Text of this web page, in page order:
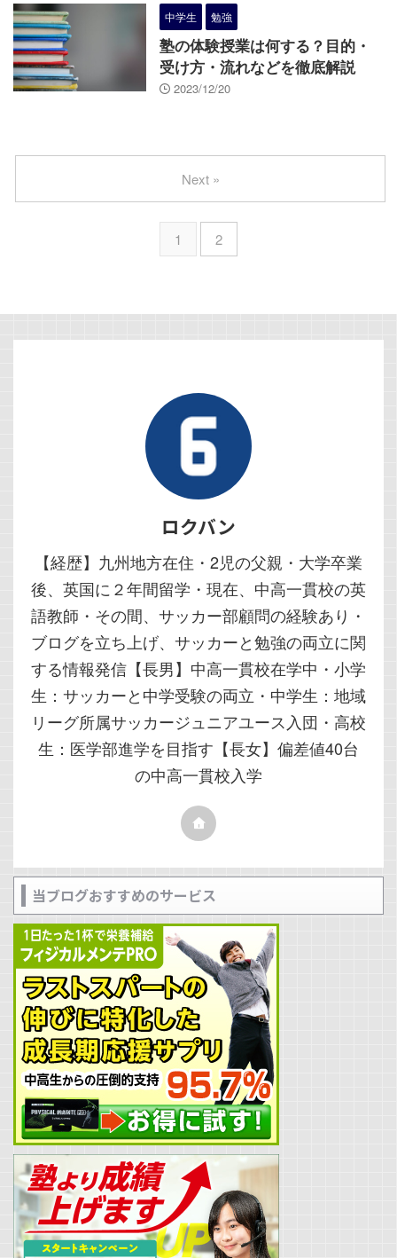
中学生 勉強
塾の体験授業は何する？目的・
受け方・流れなどを徹底解説
2023/12/20
1 2
Next »
ロクバン
【経歴】九州地方在住・2児の父親・大学卒業
後、英国に２年間留学・現在、中高一貫校の英
語教師・その間、サッカー部顧問の経験あり・
ブログを立ち上げ、サッカーと勉強の両立に関
する情報発信【長男】中高一貫校在学中・小学
生：サッカーと中学受験の両立・中学生：地域
リーグ所属サッカージュニアユース入団・高校
生：医学部進学を目指す【長女】偏差値40台
の中高一貫校入学
当ブログおすすめのサービス